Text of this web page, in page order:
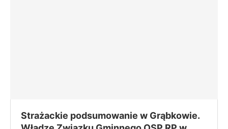
Strażackie podsumowanie w Grąbkowie.